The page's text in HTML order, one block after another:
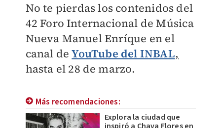
No te pierdas los contenidos del
42 Foro Internacional de Música
Nueva Manuel Enríque en el
canal deYouTube del INBAL,
hasta el 28 de marzo.
Más recomendaciones:
Explora la ciudad que